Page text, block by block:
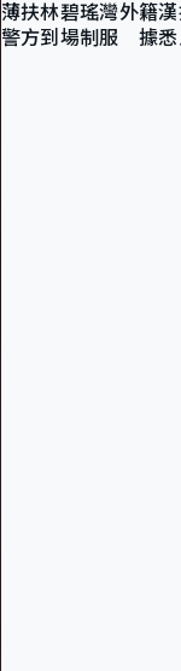
薄扶林碧瑤灣外籍
警方到場制服 據悉